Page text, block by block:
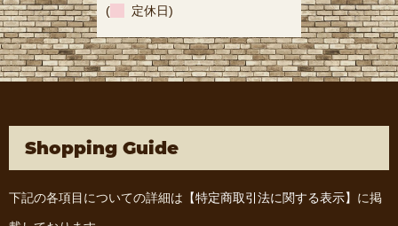
( 定休日)
Shopping Guide
下記の各項目についての詳細は 【特定商取引法に関する表示】 に掲